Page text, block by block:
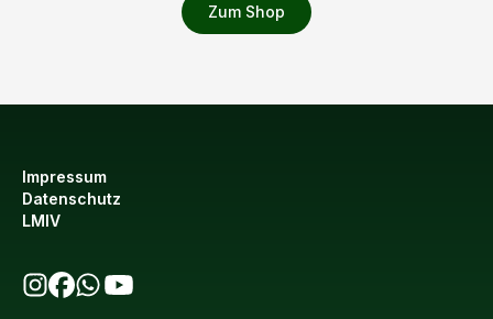
Zum Shop
Impressum
Datenschutz
LMIV